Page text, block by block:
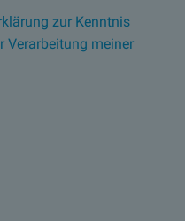
zur Kenntnis
Verarbeitung meiner